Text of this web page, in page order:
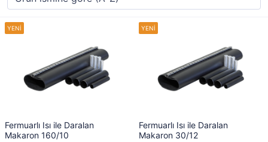
Fermuarlı Isı ile Daralan
Makaron 160/10
Fermuarlı Isı ile Daralan
Makaron 30/12